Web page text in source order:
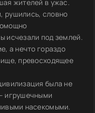
жителей в ужас.
рушились, словно
исчезали под землей.
а нечто гораздо
превосходящее
была не
игрушечными
насекомыми.